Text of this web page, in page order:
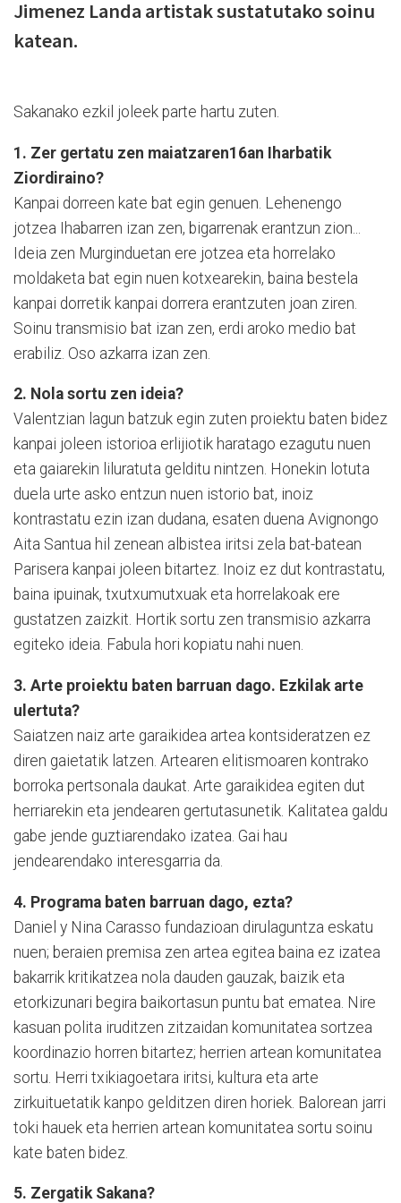
Jimenez Landa artistak sustatutako soinu
katean.
Sakanako ezkil joleek parte hartu zuten.
1. Zer gertatu zen maiatzaren16an Iharbatik
Ziordiraino?
Kanpai dorreen kate bat egin genuen. Lehenengo
jotzea Ihabarren izan zen, bigarrenak erantzun zion...
Ideia zen Murginduetan ere jotzea eta horrelako
moldaketa bat egin nuen kotxearekin, baina bestela
kanpai dorretik kanpai dorrera erantzuten joan ziren.
Soinu transmisio bat izan zen, erdi aroko medio bat
erabiliz. Oso azkarra izan zen.
2. Nola sortu zen ideia?
Valentzian lagun batzuk egin zuten proiektu baten bidez
kanpai joleen istorioa erlijiotik haratago ezagutu nuen
eta gaiarekin liluratuta gelditu nintzen. Honekin lotuta
duela urte asko entzun nuen istorio bat, inoiz
kontrastatu ezin izan dudana, esaten duena Avignongo
Aita Santua hil zenean albistea iritsi zela bat-batean
Parisera kanpai joleen bitartez. Inoiz ez dut kontrastatu,
baina ipuinak, txutxumutxuak eta horrelakoak ere
gustatzen zaizkit. Hortik sortu zen transmisio azkarra
egiteko ideia. Fabula hori kopiatu nahi nuen.
3. Arte proiektu baten barruan dago. Ezkilak arte
ulertuta?
Saiatzen naiz arte garaikidea artea kontsideratzen ez
diren gaietatik latzen. Artearen elitismoaren kontrako
borroka pertsonala daukat. Arte garaikidea egiten dut
herriarekin eta jendearen gertutasunetik. Kalitatea galdu
gabe jende guztiarendako izatea. Gai hau
jendearendako interesgarria da.
4. Programa baten barruan dago, ezta?
Daniel y Nina Carasso fundazioan dirulaguntza eskatu
nuen; beraien premisa zen artea egitea baina ez izatea
bakarrik kritikatzea nola dauden gauzak, baizik eta
etorkizunari begira baikortasun puntu bat ematea. Nire
kasuan polita iruditzen zitzaidan komunitatea sortzea
koordinazio horren bitartez; herrien artean komunitatea
sortu. Herri txikiagoetara iritsi, kultura eta arte
zirkuituetatik kanpo gelditzen diren horiek. Balorean jarri
toki hauek eta herrien artean komunitatea sortu soinu
kate baten bidez.
5. Zergatik Sakana?